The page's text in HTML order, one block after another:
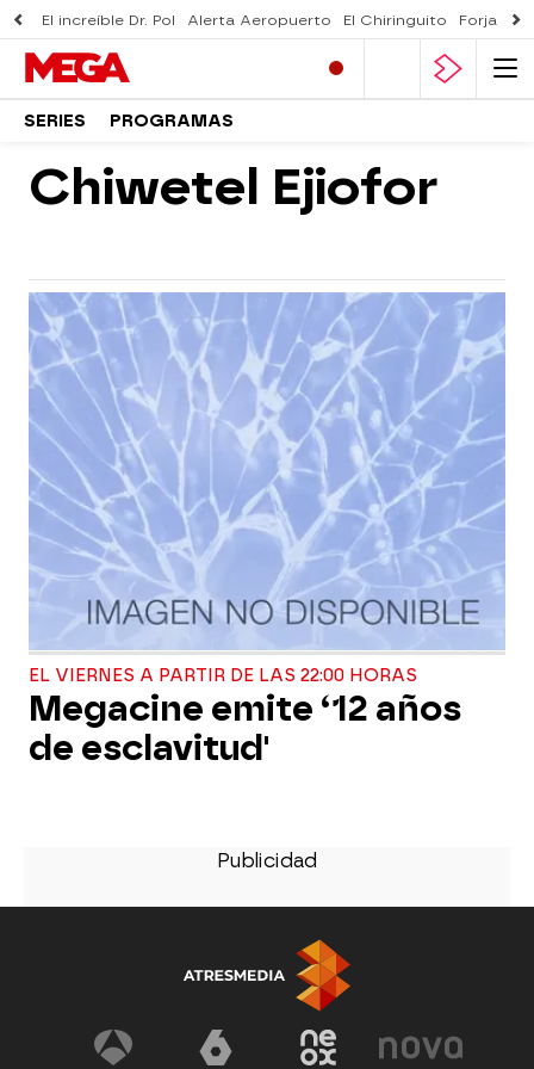
El increíble Dr. Pol Alerta Aeropuerto El Chiringuito Forjado
SERIES PROGRAMAS
Chiwetel Ejiofor
EL VIERNES A PARTIR DE LAS 22:00 HORAS
Megacine emite ‘12 años
de esclavitud'